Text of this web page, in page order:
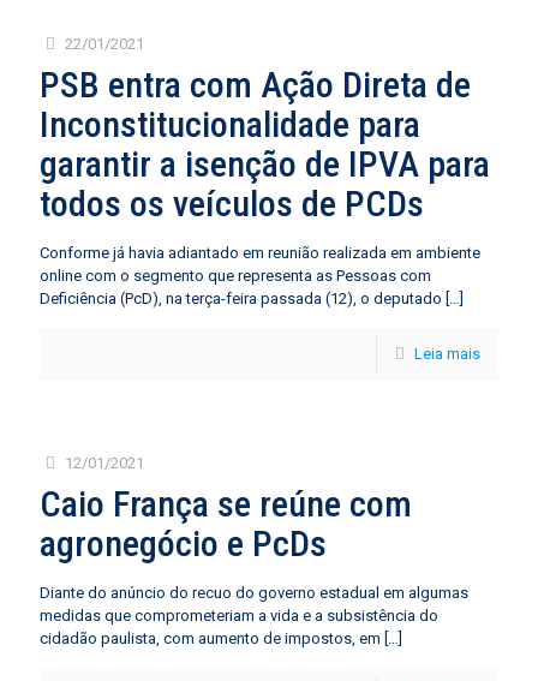
22/01/2021
PSB entra com Ação Direta de
Inconstitucionalidade para
garantir a isenção de IPVA para
todos os veículos de PCDs
Conforme já havia adiantado em reunião realizada em ambiente
online com o segmento que representa as Pessoas com
Deficiência (PcD), na terça-feira passada (12), o deputado […]
Leia mais
12/01/2021
Caio França se reúne com
agronegócio e PcDs
Diante do anúncio do recuo do governo estadual em algumas
medidas que comprometeriam a vida e a subsistência do
cidadão paulista, com aumento de impostos, em […]